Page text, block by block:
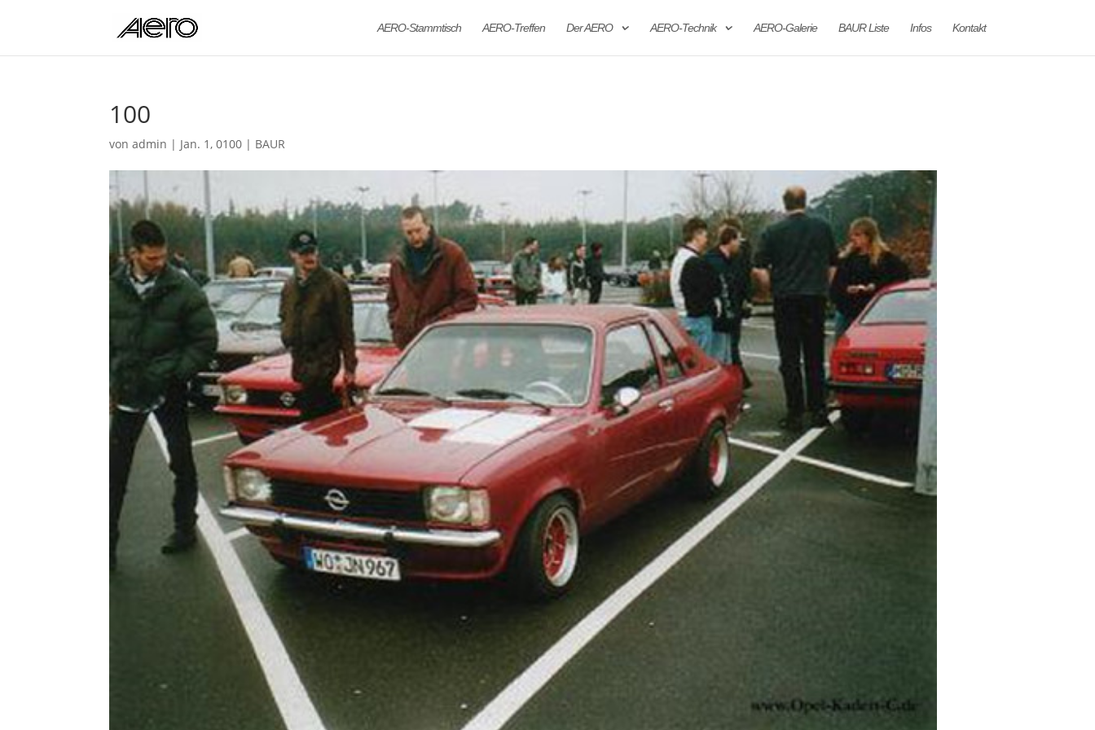
AERO-Stammtisch AERO-Treffen Der AERO AERO-Technik AERO-Galerie BAUR Liste Infos Kontakt
100
vonadmin | Jan. 1, 0100 | BAUR